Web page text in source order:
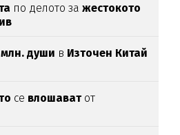
по делото зажестокото
млн. души в Източен Китай
се влошават от